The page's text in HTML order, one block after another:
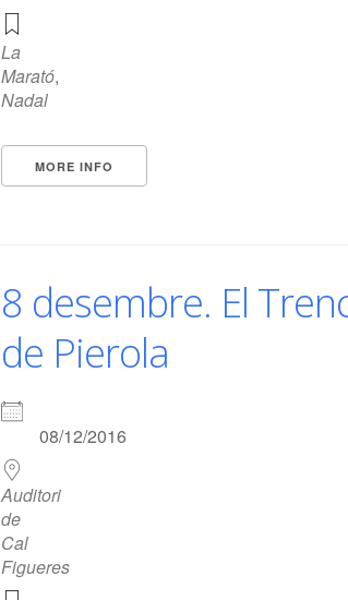
La
Marató,
Nadal
MORE INFO
8 desembre. El
de Pierola
08/12/2016
Auditori
de
Cal
Figueres